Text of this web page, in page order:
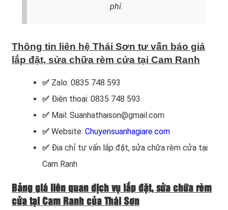
phí.
Thông tin liên hệ Thái Sơn tư vấn báo giá
lắp đặt, sửa chữa rèm cửa tại Cam Ranh
✅ Zalo: 0835 748 593
✅ Điện thoại: 0835 748 593
✅ Mail: Suanhathaison@gmail.com
✅ Website: Chuyensuanhagiare.com
✅ Địa chỉ tư vấn lắp đặt, sửa chữa rèm cửa tại
Cam Ranh
Bảng giá liên quan dịch vụ lắp đặt, sửa chữa rèm
cửa tại Cam Ranh của Thái Sơn